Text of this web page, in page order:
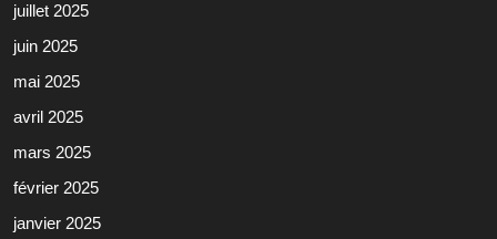
juillet 2025
juin 2025
mai 2025
avril 2025
mars 2025
février 2025
janvier 2025